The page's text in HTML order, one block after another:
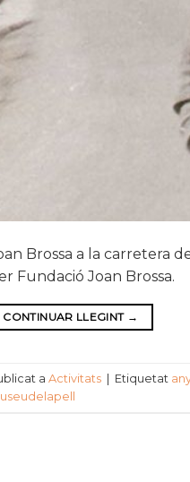
Brossa a la carretera
Fundació Joan Brossa.
CONTINUAR LLEGINT →
a Activitats | Etiquetat